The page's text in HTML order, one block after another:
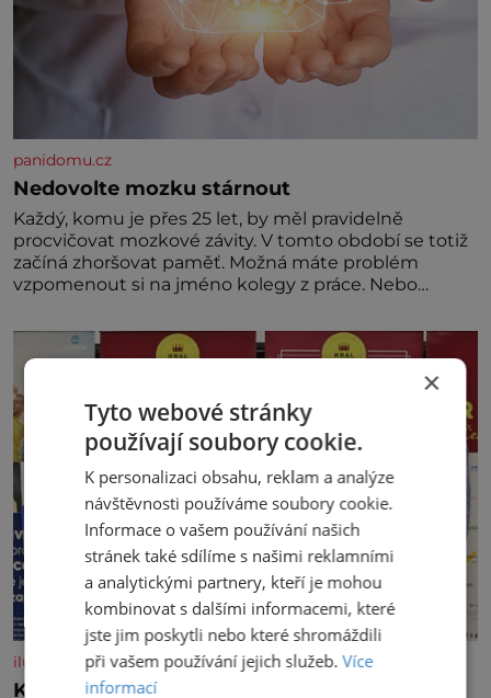
panidomu.cz
Nedovolte mozku stárnout
Každý, komu je přes 25 let, by měl pravidelně
procvičovat mozkové závity. V tomto období se totiž
začíná zhoršovat paměť. Možná máte problém
vzpomenout si na jméno kolegy z práce. Nebo
nedávno přečetli. Je to opravdu tak, s věkem jako
kdyby se paměť rozhodla stávkovat. Cvičte
iluxus.cz
Král vín začíná třetí dekádu
×
Tyto webové stránky
používají soubory cookie.
K personalizaci obsahu, reklam a analýze
návštěvnosti používáme soubory cookie.
Informace o vašem používání našich
stránek také sdílíme s našimi reklamními
a analytickými partnery, kteří je mohou
kombinovat s dalšími informacemi, které
jste jim poskytli nebo které shromáždili
při vašem používání jejich služeb.Více
informací